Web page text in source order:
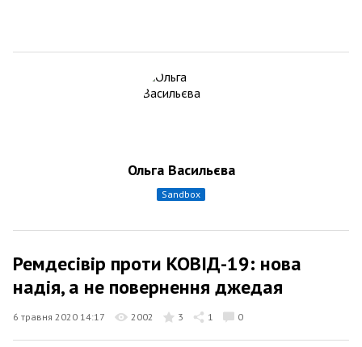
Ольга Васильєва
sandbox
Ремдесівір проти КОВІД-19: нова
надія, а не повернення джедая
6 травня 2020 14:17 2002 3 1 0